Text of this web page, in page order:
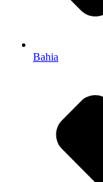
Bahia